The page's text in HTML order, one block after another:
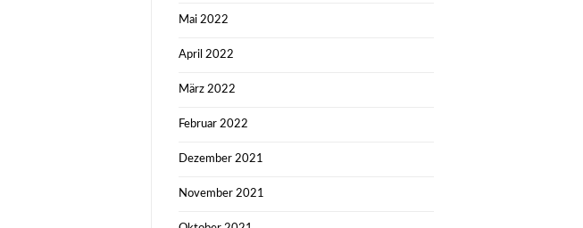
Mai 2022
April 2022
März 2022
Februar 2022
Dezember 2021
November 2021